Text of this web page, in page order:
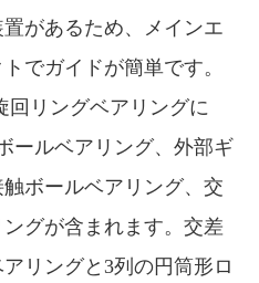
があるため、メインエ
でガイドが簡単です。
回リングベアリングに
ールベアリング、外部ギ
ボールベアリング、交
グが含まれます。交差
リングと3列の円筒形ロ